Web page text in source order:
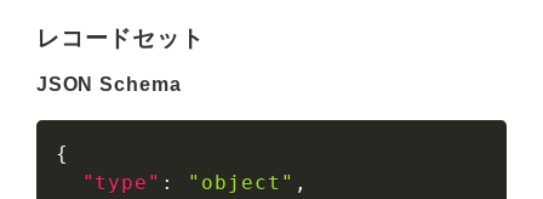
レコードセット
JSON Schema
{
"type" : "object" ,